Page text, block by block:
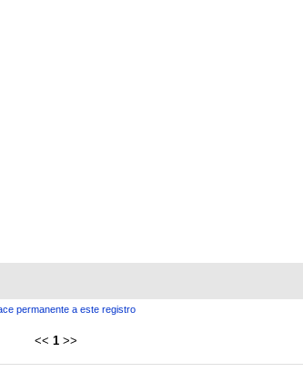
permanente a este registro
<< 1 >>